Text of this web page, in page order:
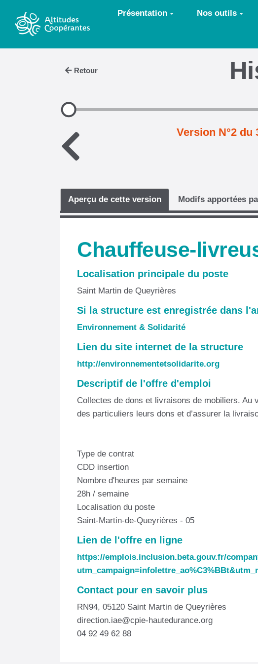
Aller au contenu principal Présentation Nos outils
Retour
Version N°2 du
Aperçu de cette version Modifs apportées
Chauffeuse-
Localisation principale du poste
Saint Martin de Queyrières
Si la structure est enregistrée dans
Environnement & Solidarité
Lien du site internet de la structure
http://environnementetsolidarite.org
Descriptif de l'offre d'emploi
Collectes de dons et livraisons de mobiliers.
des particuliers leurs dons et d’assurer la
Type de contrat
CDD insertion
Nombre d'heures par semaine
28h / semaine
Localisation du poste
Saint-Martin-de-Queyrières - 05
Lien de l'offre en ligne
https://emplois.inclusion.beta.gouv.fr/
Contact pour en savoir plus
RN94, 05120 Saint Martin de Queyrières
direction.iae@cpie-hautedurance.org
04 92 49 62 88